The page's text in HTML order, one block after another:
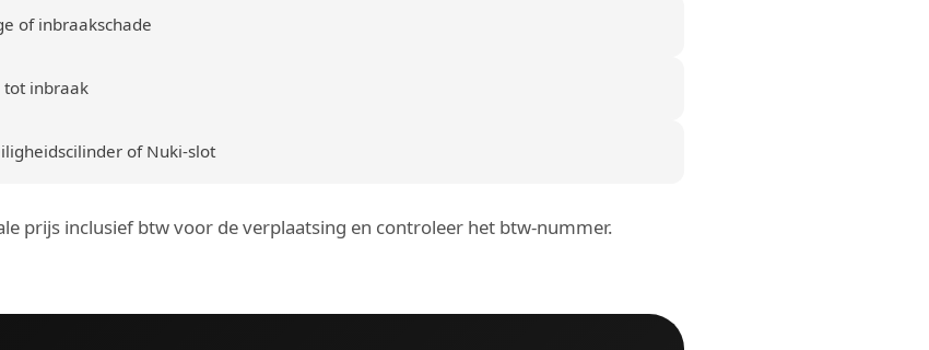
of inbraakschade
tot inbraak
of Nuki-slot
prijs inclusief btw voor de verplaatsing en controleer het btw-nummer.